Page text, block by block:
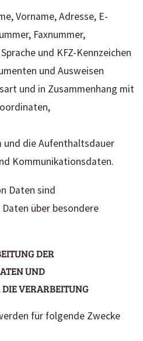
Vorname, Adresse, E-
Faxnummer,
und KFZ-Kennzeichen
und Ausweisen
und in Zusammenhang mit
die Aufenthaltsdauer
Kommunikationsdaten.
Daten sind
über besondere
DER
UND
VERARBEITUNG
für folgende Zwecke